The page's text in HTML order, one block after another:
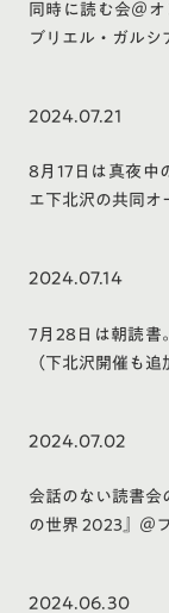
同時に読む会＠
ブリエル・ガルシ
2024.07.21
8月17日は真夜中
エ下北沢の共同オ
2024.07.14
7月28日は朝読書
（下北沢開催も追
2024.07.02
会話のない読書
の世界 2023』＠
2024.06.30